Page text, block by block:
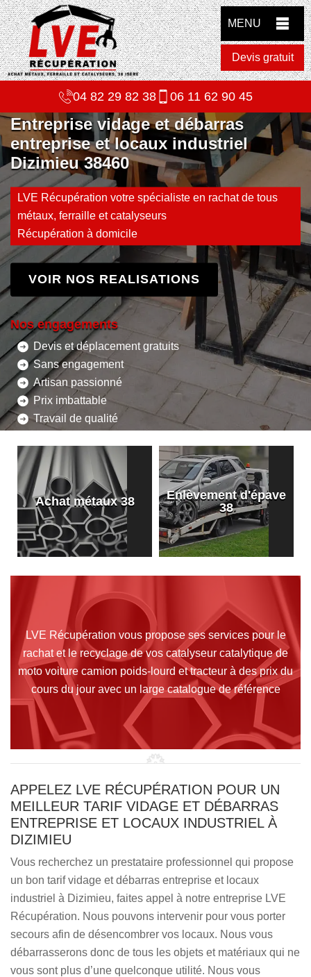
MENU
Devis gratuit
04 82 29 82 38 06 11 62 90 45
Entreprise vidage et débarras
entreprise et locaux industriel
Dizimieu 38460
LVE Récupération votre spécialiste en rachat de tous
métaux, ferraille et catalyseurs
Récupération à domicile
VOIR NOS REALISATIONS
Nos engagements
Devis et déplacement gratuits
Sans engagement
Artisan passionné
Prix imbattable
Travail de qualité
Achat métaux 38
Enlèvement d'épave
38
LVE Récupération vous propose ses services pour le
rachat et le recyclage de vos catalyseur catalytique de
moto voiture camion poids-lourd et tracteur à des prix du
cours du jour avec un large catalogue de référence
APPELEZ LVE RÉCUPÉRATION POUR UN
MEILLEUR TARIF VIDAGE ET DÉBARRAS
ENTREPRISE ET LOCAUX INDUSTRIEL À
DIZIMIEU
Vous recherchez un prestataire professionnel qui propose
un bon tarif vidage et débarras entreprise et locaux
industriel à Dizimieu, faites appel à notre entreprise LVE
Récupération. Nous pouvons intervenir pour vous porter
secours afin de désencombrer vos locaux. Nous vous
débarrasserons donc de tous les objets et matériaux qui ne
vous sont plus d’une quelconque utilité. Nous vous